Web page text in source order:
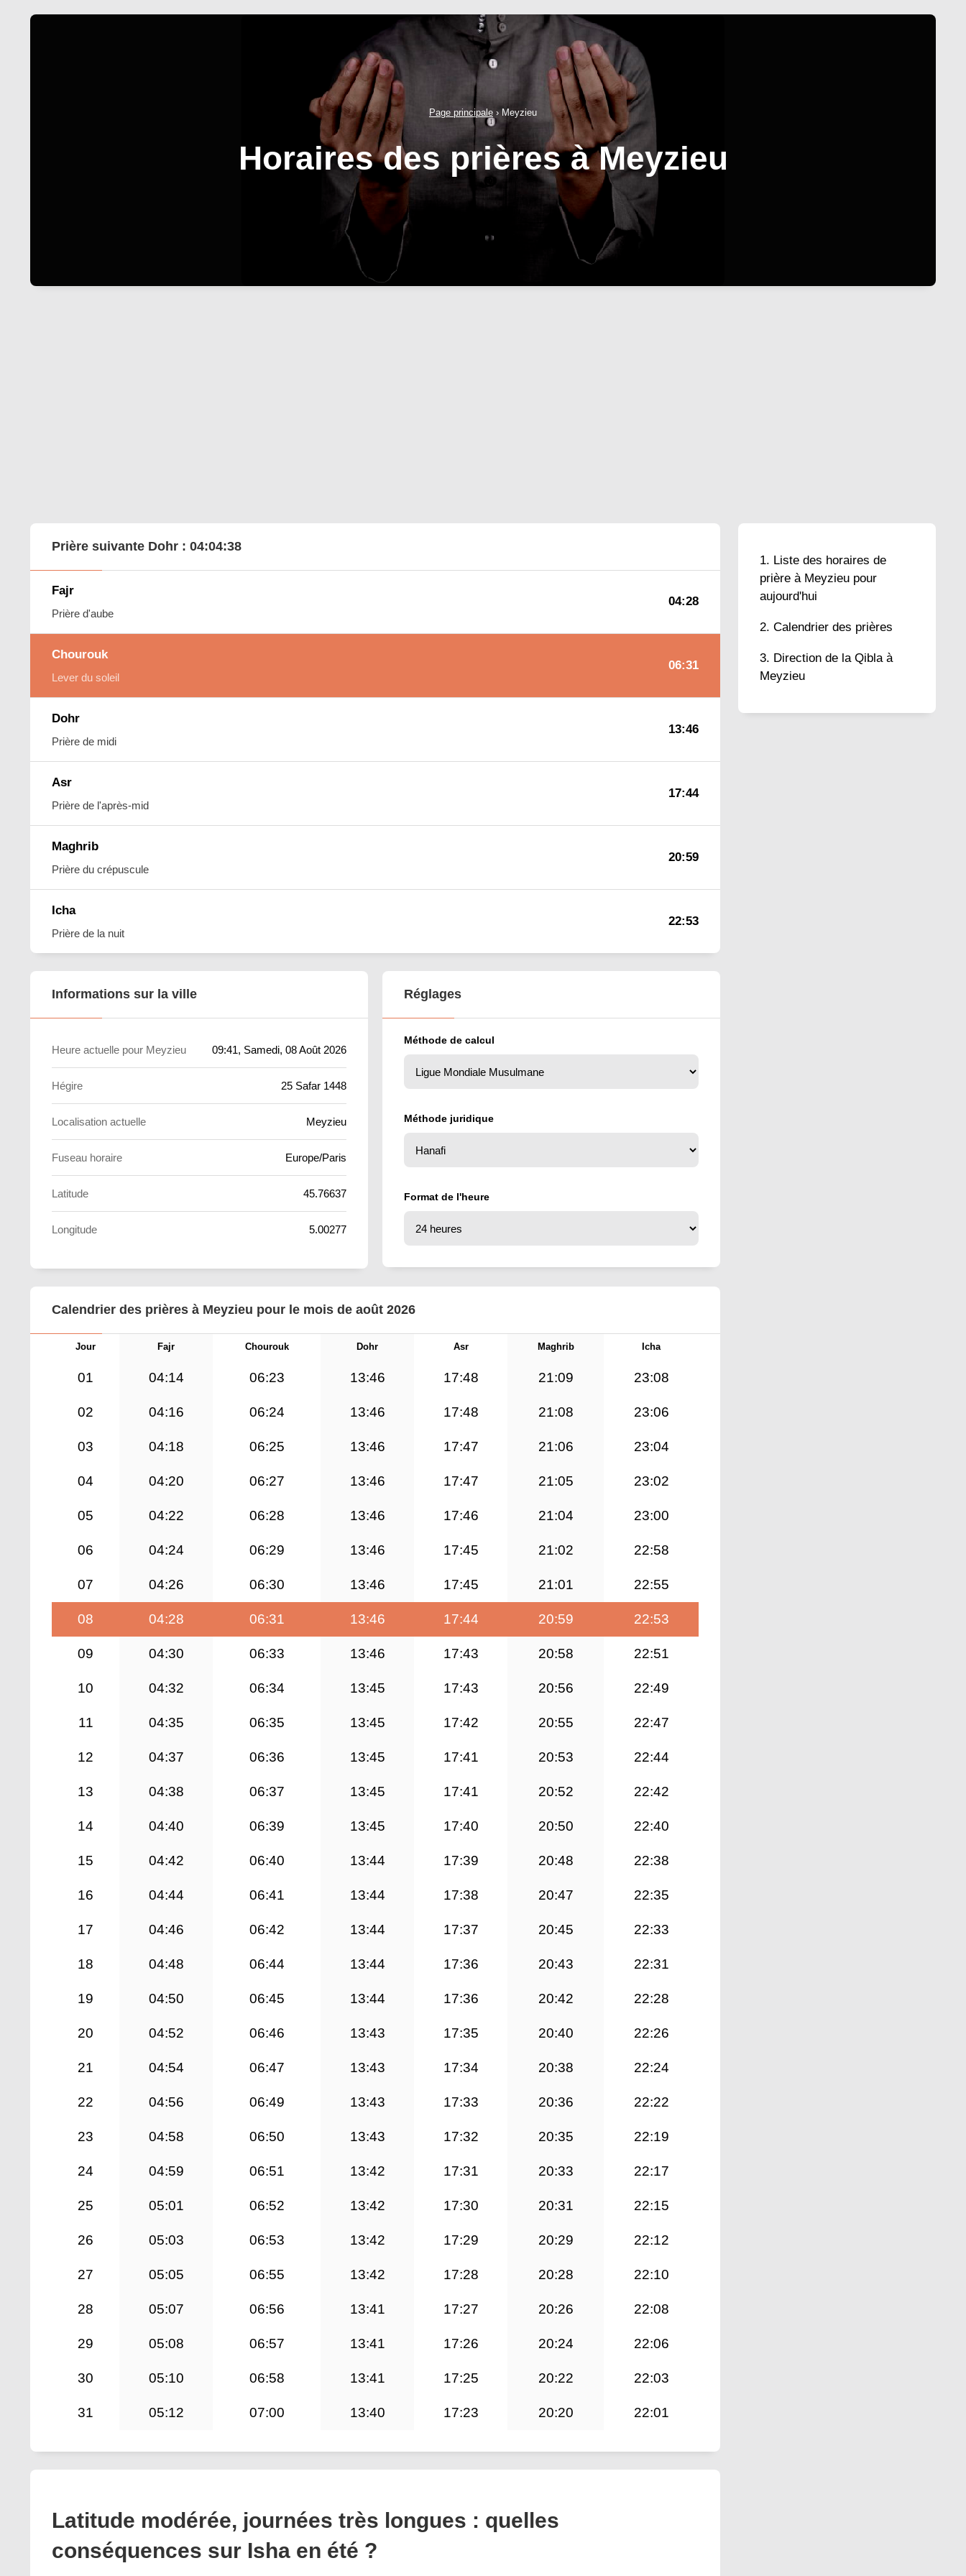
Page principale › Meyzieu
Horaires des prières à Meyzieu
Liste des horaires de
prière à Meyzieu pour
aujourd'hui
Calendrier des prières
Direction de la Qibla à
Meyzieu
Prière suivante Dohr : 04:04:37
Fajr
Prière d'aube
04:28
Chourouk
Lever du soleil
06:31
Dohr
Prière de midi
13:46
Asr
Prière de l'après-mid
17:44
Maghrib
Prière du crépuscule
20:59
Icha
Prière de la nuit
22:53
Informations sur la ville
Heure actuelle pour Meyzieu 09:41, Samedi, 08 Août 2026
Hégire 25 Safar 1448
Localisation actuelle Meyzieu
Fuseau horaire Europe/Paris
Latitude 45.76637
Longitude 5.00277
Réglages
Méthode de calcul
Méthode juridique
Format de l'heure
Calendrier des prières à Meyzieu pour le mois de août 2026
Jour Fajr Chourouk Dohr Asr Maghrib Icha
01 04:14 06:23 13:46 17:48 21:09 23:08
02 04:16 06:24 13:46 17:48 21:08 23:06
03 04:18 06:25 13:46 17:47 21:06 23:04
04 04:20 06:27 13:46 17:47 21:05 23:02
05 04:22 06:28 13:46 17:46 21:04 23:00
06 04:24 06:29 13:46 17:45 21:02 22:58
07 04:26 06:30 13:46 17:45 21:01 22:55
08 04:28 06:31 13:46 17:44 20:59 22:53
09 04:30 06:33 13:46 17:43 20:58 22:51
10 04:32 06:34 13:45 17:43 20:56 22:49
11 04:35 06:35 13:45 17:42 20:55 22:47
12 04:37 06:36 13:45 17:41 20:53 22:44
13 04:38 06:37 13:45 17:41 20:52 22:42
14 04:40 06:39 13:45 17:40 20:50 22:40
15 04:42 06:40 13:44 17:39 20:48 22:38
16 04:44 06:41 13:44 17:38 20:47 22:35
17 04:46 06:42 13:44 17:37 20:45 22:33
18 04:48 06:44 13:44 17:36 20:43 22:31
19 04:50 06:45 13:44 17:36 20:42 22:28
20 04:52 06:46 13:43 17:35 20:40 22:26
21 04:54 06:47 13:43 17:34 20:38 22:24
22 04:56 06:49 13:43 17:33 20:36 22:22
23 04:58 06:50 13:43 17:32 20:35 22:19
24 04:59 06:51 13:42 17:31 20:33 22:17
25 05:01 06:52 13:42 17:30 20:31 22:15
26 05:03 06:53 13:42 17:29 20:29 22:12
27 05:05 06:55 13:42 17:28 20:28 22:10
28 05:07 06:56 13:41 17:27 20:26 22:08
29 05:08 06:57 13:41 17:26 20:24 22:06
30 05:10 06:58 13:41 17:25 20:22 22:03
31 05:12 07:00 13:40 17:23 20:20 22:01
Latitude modérée, journées très longues : quelles
conséquences sur Isha en été ?